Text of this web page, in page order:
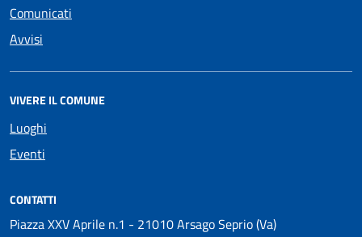
Comunicati
Avvisi
VIVERE IL COMUNE
Luoghi
Eventi
CONTATTI
Piazza XXV Aprile n.1 - 21010 Arsago Seprio (Va)